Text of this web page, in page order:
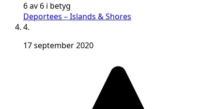
6 av 6 i betyg
Deportees – Islands & Shores
4.
17 september 2020